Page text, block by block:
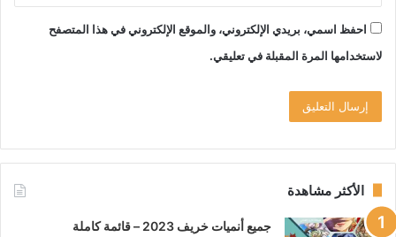
احفظ اسمي، بريدي الإلكتروني، والموقع الإلكتروني في هذا المتصفح
لاستخدامها المرة المقبلة في تعليقي.
الأكثر مشاهدة
جميع أنميات خريف 2023 – قائمة كاملة